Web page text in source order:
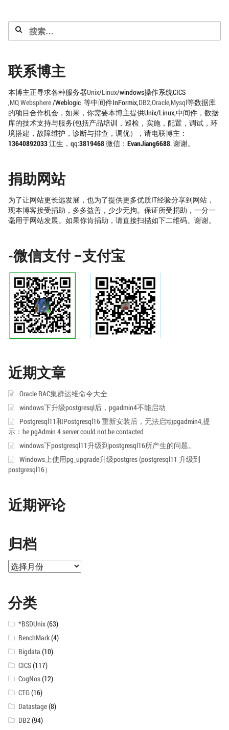
搜
索：
联系博主
本博主正寻求各种服务器Unix/Linux/windows操作系统CICS
,MQWebsphere/Weblogic 等中间件InFormix,DB2,Oracle,Mysql等数据库
的项目合作机会，如果，你需要本博主提供Unix/Linux,中间件，数据
库的技术支持与服务(包括产品培训，巡检，实施，配置，调试，环
境搭建，故障维护，诊断与排查，调优），请电联博主：
13640892033江生，qq:3819468微信： EvanJiang6688. 谢谢。
捐助网站
为了让网站更长远发展，也为了提供更多优质IT经验分享到网站，
现本博客接受捐助，多多益善，少少无拘。保证所受捐助，一分一
毫用于网站发展。如果你肯捐助，请直接扫描如下二维码。谢谢。
-微信支付 –支付宝
近期文章
Oracle RAC集群运维命令大全
windows下升级postgresql后，pgadmin4不能启动
Postgresql11和Postgresql16 重新安装后，无法启动pgadmin4,提
示：he pgAdmin 4 server could not be contacted
windows下postgresql11升级到postgresql16所产生的问题。
Windows上使用pg_upgrade升级postgres (postgresql11 升级到
postgresql16）
近期评论
归档
归
分类
*BSDUnix(63)
BenchMark(4)
Bigdata (10)
CICS(117)
CogNos(12)
CTG(16)
Datastage(8)
DB2(94)